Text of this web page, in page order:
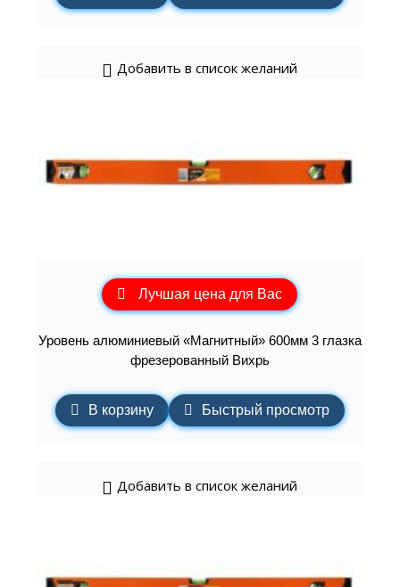
Добавить в список желаний
Лучшая цена для Вас
Уровень алюминиевый «Магнитный» 600мм 3 глазка
фрезерованный Вихрь
В корзину Быстрый просмотр
Добавить в список желаний